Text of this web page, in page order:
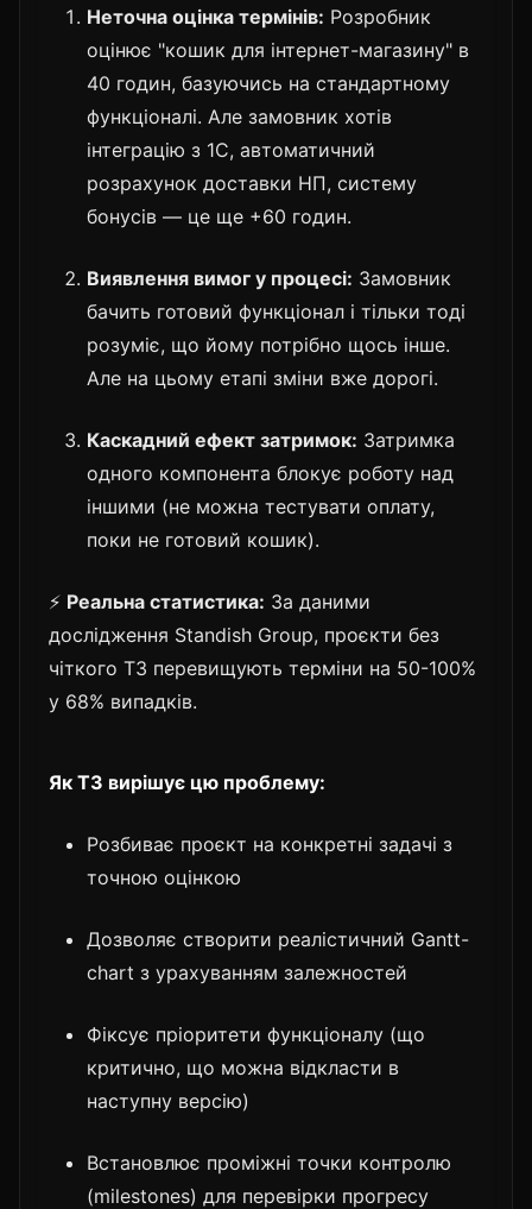
Неточна оцінка термінів: Розробник
оцінює "кошик для інтернет-магазину" в
40 годин, базуючись на стандартному
функціоналі. Але замовник хотів
інтеграцію з 1С, автоматичний
розрахунок доставки НП, систему
бонусів — це ще +60 годин.
Виявлення вимог у процесі: Замовник
бачить готовий функціонал і тільки тоді
розуміє, що йому потрібно щось інше.
Але на цьому етапі зміни вже дорогі.
Каскадний ефект затримок: Затримка
одного компонента блокує роботу над
іншими (не можна тестувати оплату,
поки не готовий кошик).
⚡ Реальна статистика: За даними
дослідження Standish Group, проєкти без
чіткого ТЗ перевищують терміни на 50-100%
у 68% випадків.
Як ТЗ вирішує цю проблему:
Розбиває проєкт на конкретні задачі з
точною оцінкою
Дозволяє створити реалістичний Gantt-
chart з урахуванням залежностей
Фіксує пріоритети функціоналу (що
критично, що можна відкласти в
наступну версію)
Встановлює проміжні точки контролю
(milestones) для перевірки прогресу